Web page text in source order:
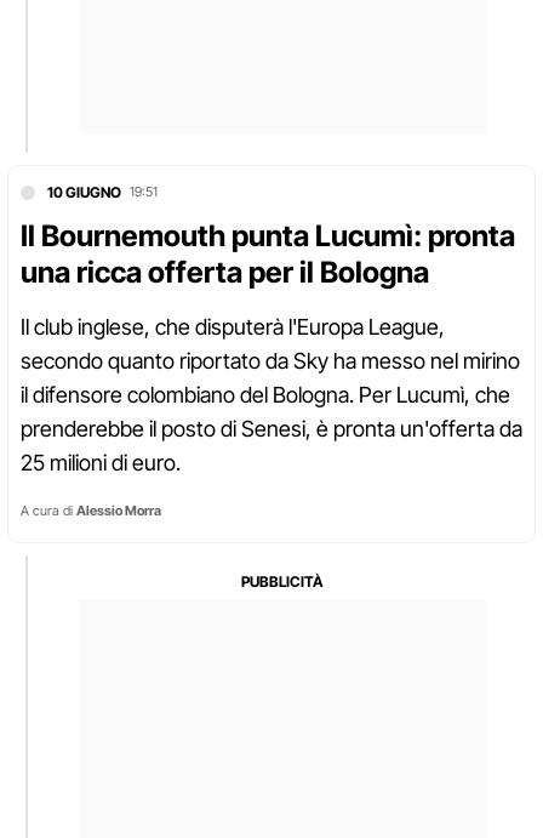
10 GIUGNO 19:51
Il Bournemouth punta Lucumì: pronta
una ricca offerta per il Bologna
Il club inglese, che disputerà l'Europa League,
secondo quanto riportato da Sky ha messo nel mirino
il difensore colombiano del Bologna. Per Lucumì, che
prenderebbe il posto di Senesi, è pronta un'offerta da
25 milioni di euro.
A cura di Alessio Morra